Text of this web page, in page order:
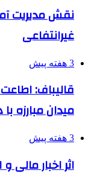
نقش مدیریت
غیرانتفاعی
3 هفته پیش
قالیباف:
میدان مبارزه
3 هفته پیش
اثر اخبار